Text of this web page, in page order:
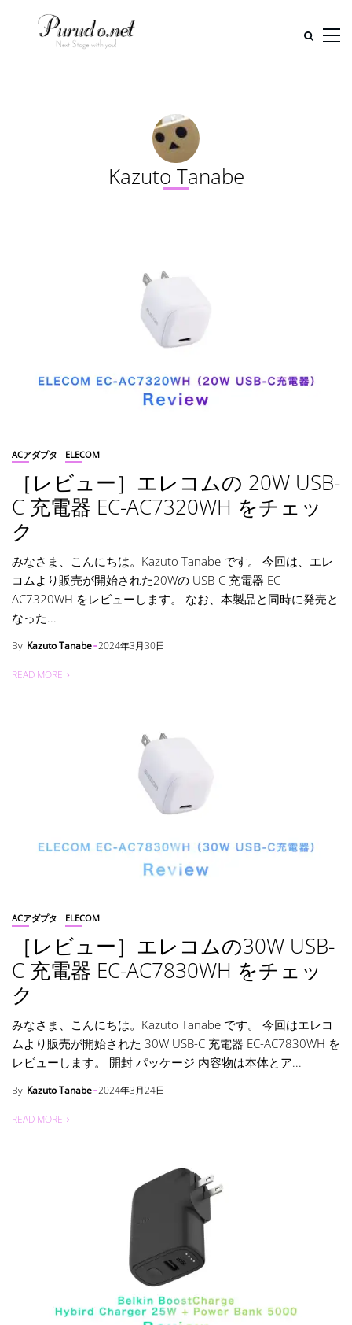
Kazuto Tanabe
ACアダプタ ELECOM
［レビュー］エレコムの 20W USB-
C 充電器 EC-AC7320WH をチェッ
ク
みなさま、こんにちは。Kazuto Tanabe です。 今回は、エレ
コムより販売が開始された20Wの USB-C 充電器 EC-
AC7320WH をレビューします。 なお、本製品と同時に発売と
なった...
By Kazuto Tanabe 2024年3月30日
READ MORE
ACアダプタ ELECOM
［レビュー］エレコムの30W USB-
C 充電器 EC-AC7830WH をチェッ
ク
みなさま、こんにちは。Kazuto Tanabe です。 今回はエレコ
ムより販売が開始された 30W USB-C 充電器 EC-AC7830WH を
レビューします。 開封 パッケージ 内容物は本体とア...
By Kazuto Tanabe 2024年3月24日
READ MORE